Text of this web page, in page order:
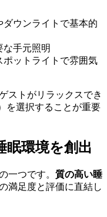
ダウンライトで基本的
な手元照明
ポットライトで雰囲気
ストがリラックスでき
を選択することが重要
眠環境を創出
一つです。 質の高い睡
満足度と評価に直結し